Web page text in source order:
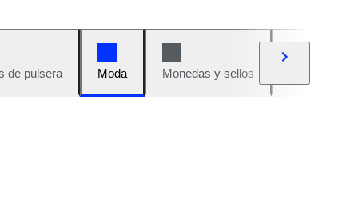
de pulsera Moda Monedas y sellos